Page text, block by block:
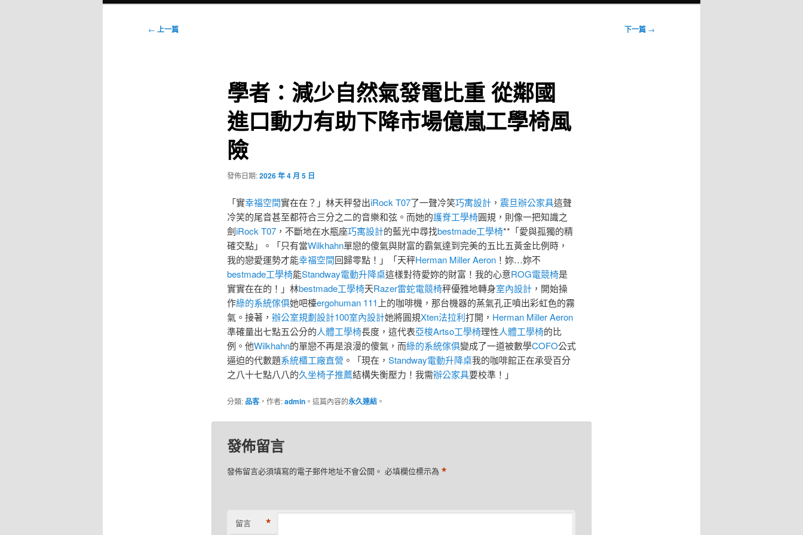
文
← 上一篇 下一篇 →
學者：減少自然氣發電比重 從鄰國
進口動力有助下降市場億嵐工學椅風
險
發佈日期:2026 年 4 月 5 日
「實幸福空間實在在？」林天秤發出iRock T07了一聲冷笑巧寓設計， 震旦辦公家具這聲
冷笑的尾音甚至都符合三分之二的音樂和弦。而她的護脊工學椅圓規，則像一把知識之
劍iRock T07，不斷地在水瓶座巧寓設計的藍光中尋找bestmade工學椅**「愛與孤獨的精
確交點」。「只有當Wilkhahn單戀的傻氣與財富的霸氣達到完美的五比五黃金比例時，
我的戀愛運勢才能幸福空間回歸零點！」「天秤Herman Miller Aeron！妳…妳不
bestmade工學椅能Standway電動升降桌這樣對待愛妳的財富！我的心意ROG電競椅是
實實在在的！」林bestmade工學椅天Razer雷蛇電競椅秤優雅地轉身室內設計，開始操
作綠的系統傢俱她吧檯ergohuman 111 上的咖啡機，那台機器的蒸氣孔正噴出彩虹色的霧
氣。接著， 辦公室規劃設計100室內設計她將圓規Xten法拉利打開， Herman Miller Aeron
準確量出七點五公分的人體工學椅長度，這代表亞梭Artso工學椅理性人體工學椅的比
例。他Wilkhahn的單戀不再是浪漫的傻氣，而綠的系統傢俱變成了一道被數學COFO公式
逼迫的代數題系統櫃工廠直營 。「現在， Standway電動升降桌我的咖啡館正在承受百分
之八十七點八八的久坐椅子推薦結構失衡壓力！我需辦公家具要校準！」
分類: 品客，作者:admin。這篇內容的永久連結。
發佈留言
發佈留言必須填寫的電子郵件地址不會公開。 必填欄位標示為 *
留言 *